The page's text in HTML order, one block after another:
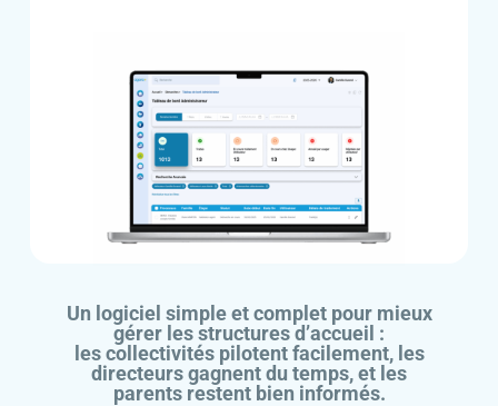
Un logiciel simple et complet pour mieux
gérer les structures d’accueil :
les collectivités pilotent facilement, les
directeurs gagnent du temps, et les
parents restent bien informés.